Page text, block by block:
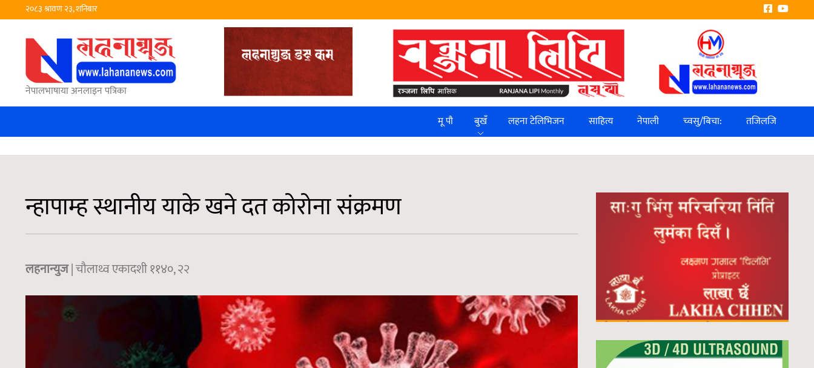
२०८३ श्रावण २३, शनिबार
नेपालभाषाया अनलाइन पत्रिका
मू पौ
बुखँ लहना टेलिभिजन साहित्य नेपाली च्वसु/बिचा: तजिलजि
न्हापाम्ह स्थानीय याके खने दत कोरोना संक्रमण
लहनान्युज| चौलाथ्व एकादशी ११४०, २२